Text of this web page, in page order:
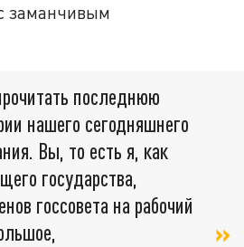
заманчивым
последнюю
нашего сегодняшнего
Вы, то есть я, как
государства,
госсовета на рабочий